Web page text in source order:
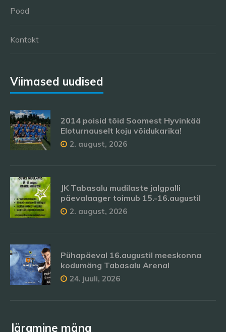
Pood
Kontakt
Viimased uudised
2014 poisid tõid Soomest Hyvinkää
Eloturnauselt koju võidukarika!
2. august, 2026
JK Tabasalu mudilaste jalgpalli
päevalaager toimub 15.-16.augustil
2. august, 2026
Pühapäeval 16.augustil meeskonna
kodumäng Tabasalu Arenal
24. juuli, 2026
Järgmine mäng